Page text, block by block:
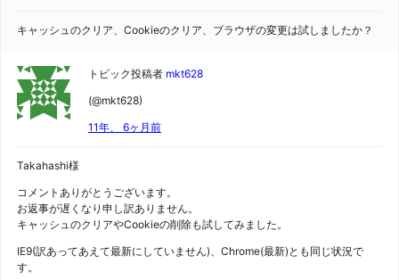
キャッシュのクリア、Cookieのクリア、ブラウザの変更は試しましたか？
トピック投稿者 mkt628
(@mkt628)
11年、 6ヶ月前
Takahashi様
コメントありがとうございます。
お返事が遅くなり申し訳ありません。
キャッシュのクリアやCookieの削除も試してみました。
IE9(訳あってあえて最新にしていません)、Chrome(最新)とも同じ状況で
す。